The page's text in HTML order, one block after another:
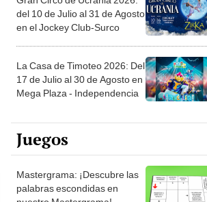
del 10 de Julio al 31 de Agosto
en el Jockey Club-Surco
La Casa de Timoteo 2026: Del
17 de Julio al 30 de Agosto en
Mega Plaza - Independencia
Juegos
Mastergrama: ¡Descubre las
palabras escondidas en